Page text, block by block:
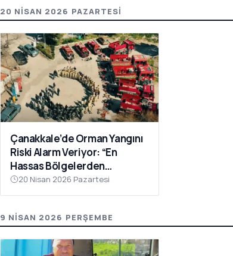
20 NISAN 2026 PAZARTESI
Çanakkale’de Orman Yangını
Riski Alarm Veriyor: “En
Hassas Bölgelerden
Birindeyiz”
20 Nisan 2026 Pazartesi
9 NISAN 2026 PERŞEMBE